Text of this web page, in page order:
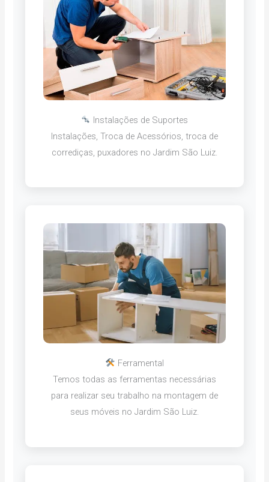
Instalações de Suportes
Instalações, Troca de Acessórios, troca de
corrediças, puxadores no Jardim São Luiz.
Ferramental
Temos todas as ferramentas necessárias
para realizar seu trabalho na montagem de
seus móveis no Jardim São Luiz.